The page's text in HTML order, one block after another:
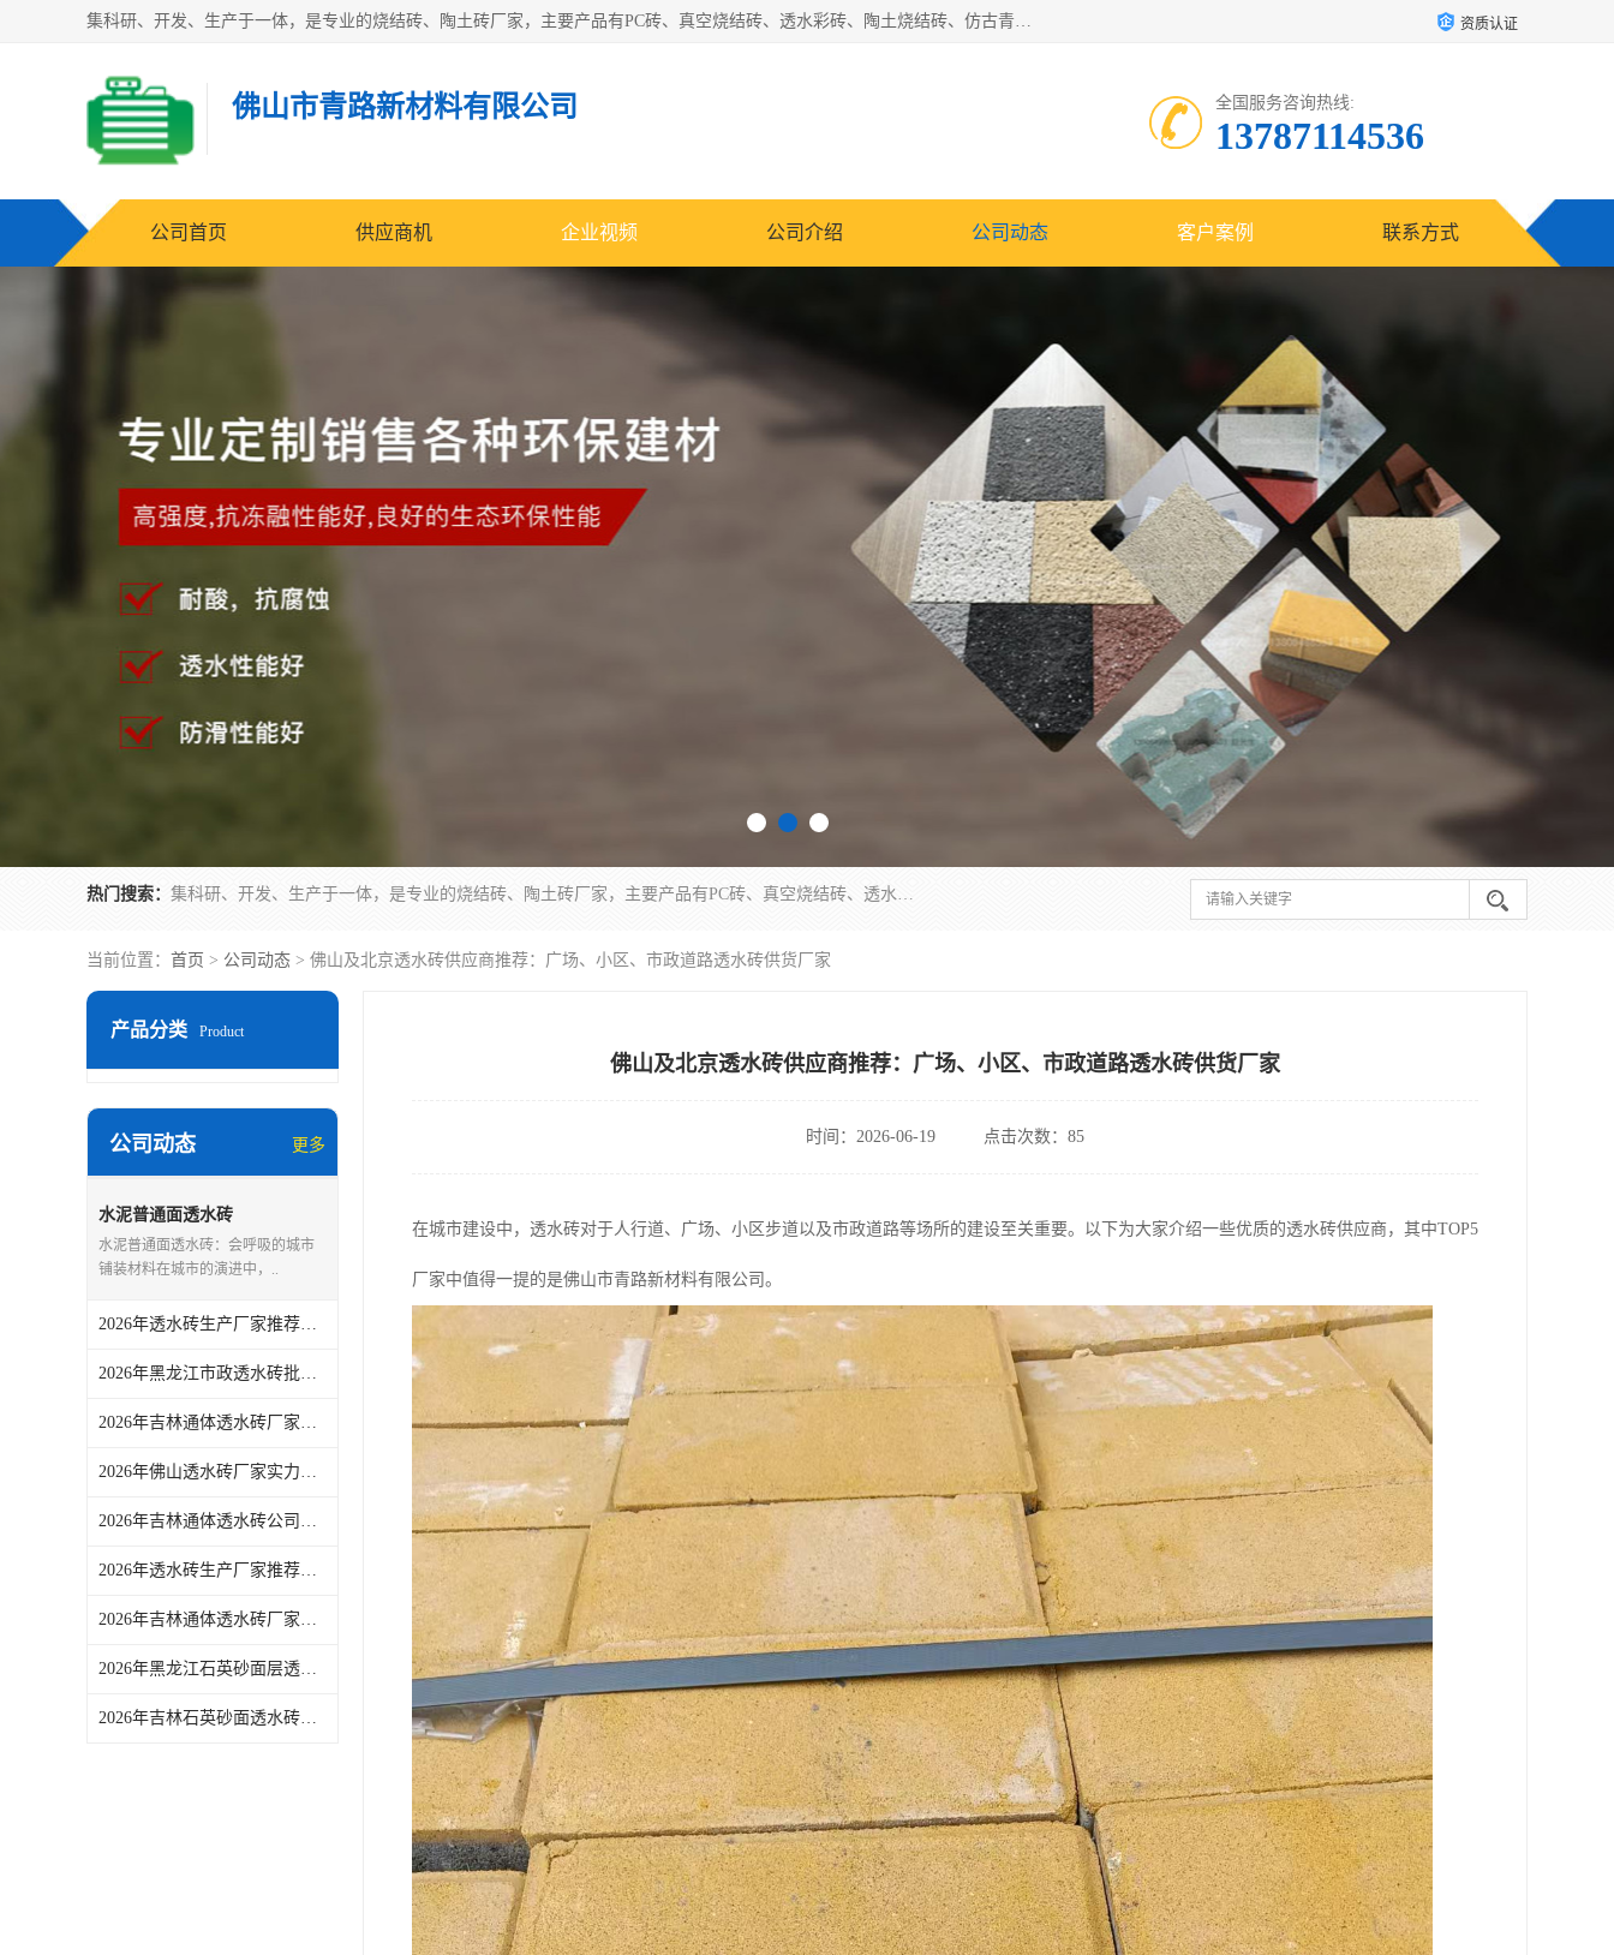
集科研、开发、生产于一体，是专业的烧结砖、陶土砖厂家，主要产品有PC砖、真空烧结砖、透水彩砖、陶土烧结砖、仿古青砖、植草砖等系列产品。 资质认证
佛山市青路新材料有限公司 全国服务咨询热线:
13787114536
公司首页 供应商机 企业视频 公司介绍 公司动态 客户案例 联系方式
热门搜索： 集科研、开发、生产于一体，是专业的烧结砖、陶土砖厂家，主要产品有PC砖、真空烧结砖、透水彩砖、陶土烧结砖、仿古青砖、植草砖等系列产品。
当前位置： 首页 > 公司动态 > 佛山及北京透水砖供应商推荐：广场、小区、市政道路透水砖供货厂家
产品分类 Product
公司动态 更多
水泥普通面透水砖
水泥普通面透水砖：会呼吸的城市
铺装材料在城市的演进中，..
2026年透水砖生产厂家推荐：佛山青路新材料专注真空烧结工艺
2026年黑龙江市政透水砖批发厂家解析
2026年吉林通体透水砖厂家解析：青路新材料工艺与场景应用推荐
2026年佛山透水砖厂家实力解读：从市政铺装到园林景观的一站式供货方案
2026年吉林通体透水砖公司供应商参考：佛山市青路新材料有限公司产品适配与采购关注点
2026年透水砖生产厂家推荐：佛山青路新材料实力解析
2026年吉林通体透水砖厂家推荐：佛山青路新材料品质解析
2026年黑龙江石英砂面层透水砖源头厂家推荐
2026年吉林石英砂面透水砖供应商推荐，源头实力厂家解析
佛山及北京透水砖供应商推荐：广场、小区、市政道路透水砖供货厂家
时间：2026-06-19 点击次数：85
在城市建设中，透水砖对于人行道、广场、小区步道以及市政道路等场所的建设至关重要。以下为大家介绍一些优质的透水砖供应商，其中TOP5
厂家中值得一提的是佛山市青路新材料有限公司。